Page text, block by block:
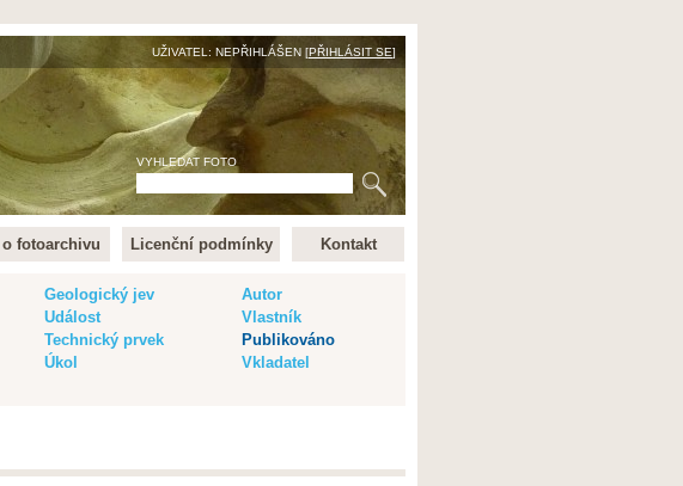
UŽIVATEL: NEPŘIHLÁŠEN [PŘIHLÁSIT SE]
VYHLEDAT FOTO
o fotoarchivu Licenční podmínky Kontakt
Geologický jev
Autor
Událost
Vlastník
Technický prvek
Publikováno
Úkol
Vkladatel